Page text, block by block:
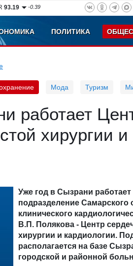
93.19 -0.39
ПОЛИТИКА
Мода Туризм
работает
хирургии и
Уже год в Сызрани работает
подразделение Самарского
клинического
В.П. Полякова - Центр
хирургии и кардиологии.
располагается на базе
городской и районной